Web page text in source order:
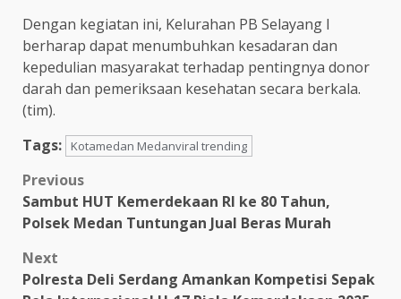
Dengan kegiatan ini, Kelurahan PB Selayang I
berharap dapat menumbuhkan kesadaran dan
kepedulian masyarakat terhadap pentingnya donor
darah dan pemeriksaan kesehatan secara berkala.
(tim).
Tags:
Kotamedan Medanviral trending
Post
navigation
Previous
Sambut HUT Kemerdekaan RI ke 80 Tahun,
Polsek Medan Tuntungan Jual Beras Murah
Next
Polresta Deli Serdang Amankan Kompetisi Sepak